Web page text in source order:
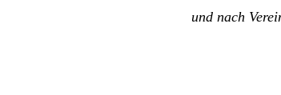
und nach